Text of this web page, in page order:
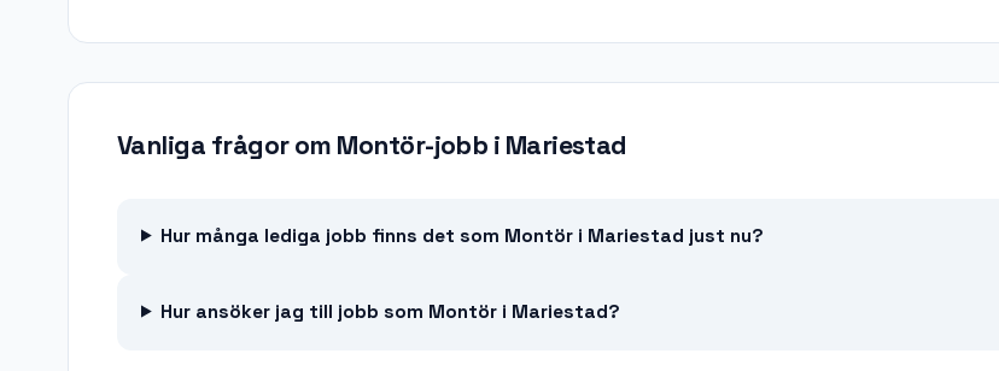
Vanliga frågor om Montör-jobb i Mariestad
Hur många lediga jobb finns det som Montör i Mariestad just nu?
Hur ansöker jag till jobb som Montör i Mariestad?